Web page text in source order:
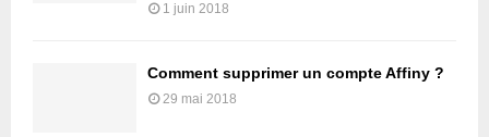
1 juin 2018
Comment supprimer un compte Affiny ?
29 mai 2018